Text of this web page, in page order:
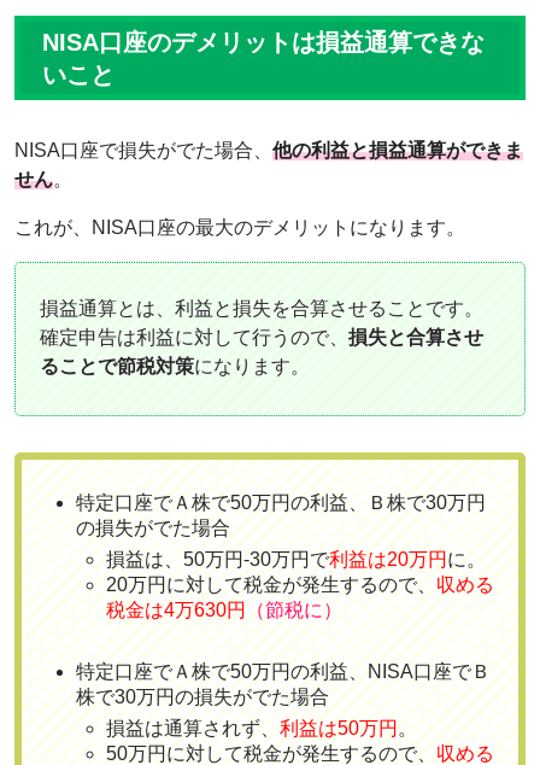
NISA口座のデメリットは損益通算できな
いこと
NISA口座で損失がでた場合、 他の利益と損益通算ができま
せん。
これが、NISA口座の最大のデメリットになります。
損益通算とは、利益と損失を合算させることです。
確定申告は利益に対して行うので、 損失と合算させ
ることで節税対策になります。
特定口座でＡ株で50万円の利益、Ｂ株で30万円
の損失がでた場合
損益は、50万円-30万円で利益は20万円 に。
20万円に対して税金が発生するので、 収める
税金は4万630円
（節税に）
特定口座でＡ株で50万円の利益、NISA口座でＢ
株で30万円の損失がでた場合
損益は通算されず、 利益は50万円 。
50万円に対して税金が発生するので、 収める